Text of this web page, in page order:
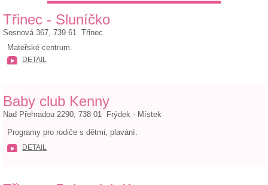
Třinec - Sluníčko
Sosnová 367, 739 61 Třinec
Mateřské centrum.
DETAIL
Baby club Kenny
Nad Přehradou 2290, 738 01 Frýdek - Místek
Programy pro rodiče s dětmi, plavání.
DETAIL